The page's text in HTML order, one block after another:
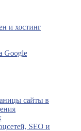
и хостинг
Google
сайты в
SEO и